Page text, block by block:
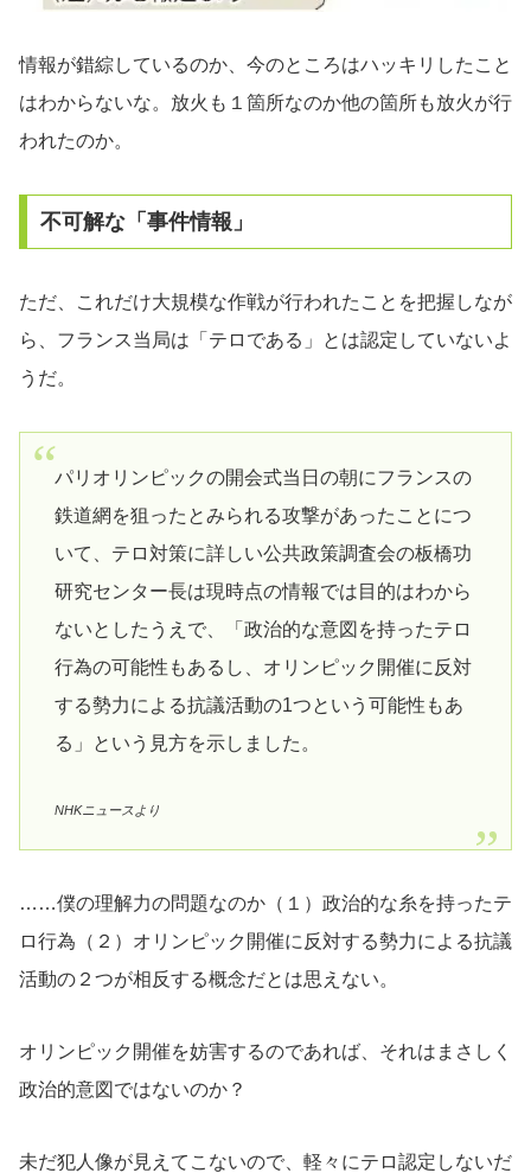
情報が錯綜しているのか、今のところはハッキリしたこと
はわからないな。放火も１箇所なのか他の箇所も放火が行
われたのか。
不可解な「事件情報」
ただ、これだけ大規模な作戦が行われたことを把握しなが
ら、フランス当局は「テロである」とは認定していないよ
うだ。
パリオリンピックの開会式当日の朝にフランスの
鉄道網を狙ったとみられる攻撃があったことにつ
いて、テロ対策に詳しい公共政策調査会の板橋功
研究センター長は現時点の情報では目的はわから
ないとしたうえで、「政治的な意図を持ったテロ
行為の可能性もあるし、オリンピック開催に反対
する勢力による抗議活動の1つという可能性もあ
る」という見方を示しました。
NHKニュースより
……僕の理解力の問題なのか（１）政治的な糸を持ったテ
ロ行為（２）オリンピック開催に反対する勢力による抗議
活動の２つが相反する概念だとは思えない。
オリンピック開催を妨害するのであれば、それはまさしく
政治的意図ではないのか？
未だ犯人像が見えてこないので、軽々にテロ認定しないだ